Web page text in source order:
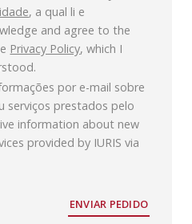
, a qual li e
and agree to the
Privacy Policy, which I
por e-mail sobre
serviços prestados pelo
information about new
provided by IURIS via
ENVIAR PEDIDO